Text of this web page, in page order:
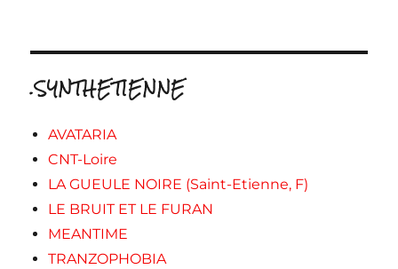
.SYNTHETIENNE
AVATARIA
CNT-Loire
LA GUEULE NOIRE (Saint-Etienne, F)
LE BRUIT ET LE FURAN
MEANTIME
TRANZOPHOBIA